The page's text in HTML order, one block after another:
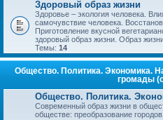
Здоровый образ жизни
Здоровье – экология человека.
самочувствие человека.
Приготовление вкусной
здоровый образ жизни. Образ
Темы: 14
Общество. Политика. Экономика.
громады
Общество. Политика.
Современный образ жизни в
обществе: преобразование